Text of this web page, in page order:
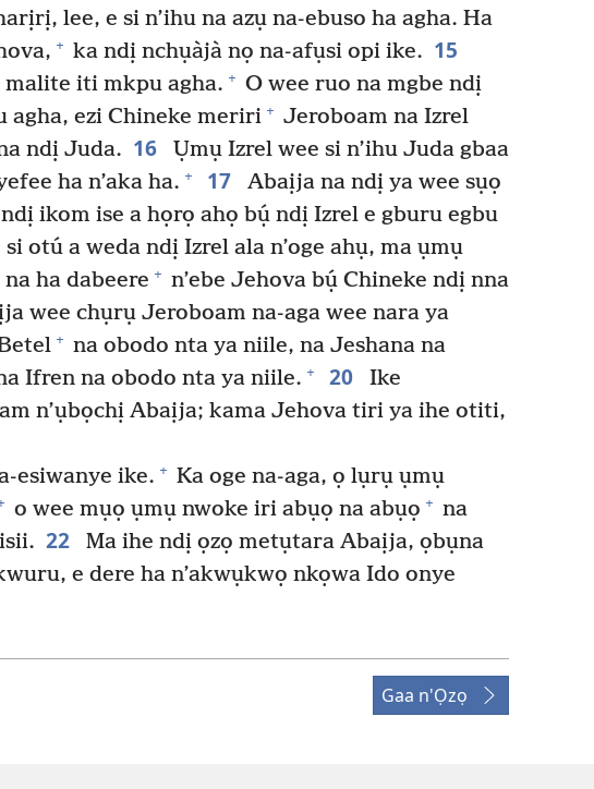
lee, e si n’ihu na azụ na-ebuso ha agha. Ha
+ ka ndị nchụàjà nọ na-afụsi opi ike. 15
iti mkpu agha. + O wee ruo na mgbe ndị
ezi Chineke meriri + Jeroboam na Izrel
ndị Juda. 16
Ụmụ Izrel wee si n’ihu Juda gbaa
ha n’aka ha. + 17
Abaịja na ndị ya wee sụọ
ikom ise a họrọ ahọ bụ́ ndị Izrel e gburu egbu
si otú a weda ndị Izrel ala n’oge ahụ, ma ụmụ
ha dabeere + n’ebe Jehova bụ́ Chineke ndị nna
wee chụrụ Jeroboam na-aga wee nara ya
+ na obodo nta ya niile, na Jeshana na
Ifren na obodo nta ya niile. + 20
Ike
n’ụbọchị Abaịja; kama Jehova tiri ya ihe otiti,
esiwanye ike. + Ka oge na-aga, ọ lụrụ ụmụ
o wee mụọ ụmụ nwoke iri abụọ na abụọ + na
22
Ma ihe ndị ọzọ metụtara Abaịja, ọbụna
e dere ha n’akwụkwọ nkọwa Ido onye
Gaa n'Ọzọ